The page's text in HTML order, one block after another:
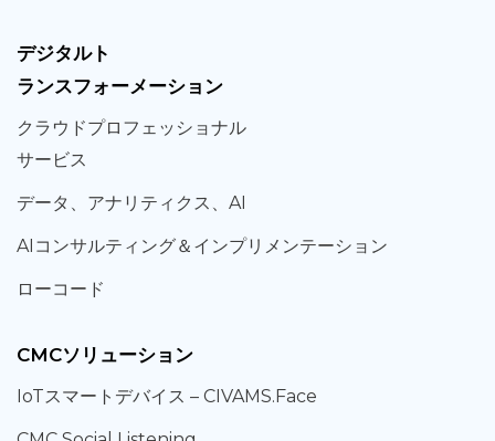
デジタルト
ランスフォーメーション
クラウドプロフェッショナル
サービス
データ、 アナリティクス、 AI
AIコンサルティング＆ インプリメンテーション
ローコード
CMCソリューション
IoTスマートデバイス – CIVAMS.Face